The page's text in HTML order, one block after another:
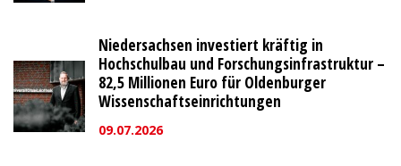
Niedersachsen investiert kräftig in
Hochschulbau und Forschungsinfrastruktur –
82,5 Millionen Euro für Oldenburger
Wissenschaftseinrichtungen
09.07.2026